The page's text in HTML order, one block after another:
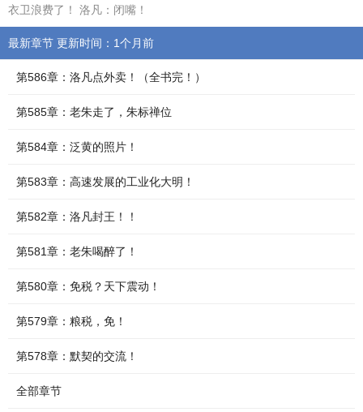
衣卫浪费了！ 洛凡：闭嘴！
最新章节 更新时间：1个月前
第586章：洛凡点外卖！（全书完！）
第585章：老朱走了，朱标禅位
第584章：泛黄的照片！
第583章：高速发展的工业化大明！
第582章：洛凡封王！！
第581章：老朱喝醉了！
第580章：免税？天下震动！
第579章：粮税，免！
第578章：默契的交流！
全部章节